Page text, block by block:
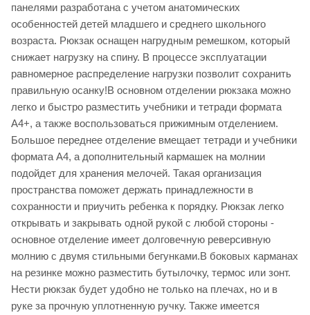
панелями разработана с учетом анатомических
особенностей детей младшего и среднего школьного
возраста. Рюкзак оснащен нагрудным ремешком, который
снижает нагрузку на спину. В процессе эксплуатации
равномерное распределение нагрузки позволит сохранить
правильную осанку!В основном отделении рюкзака можно
легко и быстро разместить учебники и тетради формата
А4+, а также воспользоваться прижимным отделением.
Большое переднее отделение вмещает тетради и учебники
формата А4, а дополнительный кармашек на молнии
подойдет для хранения мелочей. Такая организация
пространства поможет держать принадлежности в
сохранности и приучить ребенка к порядку. Рюкзак легко
открывать и закрывать одной рукой с любой стороны -
основное отделение имеет долговечную реверсивную
молнию с двумя стильными бегунками.В боковых карманах
на резинке можно разместить бутылочку, термос или зонт.
Нести рюкзак будет удобно не только на плечах, но и в
руке за прочную уплотненную ручку. Также имеется